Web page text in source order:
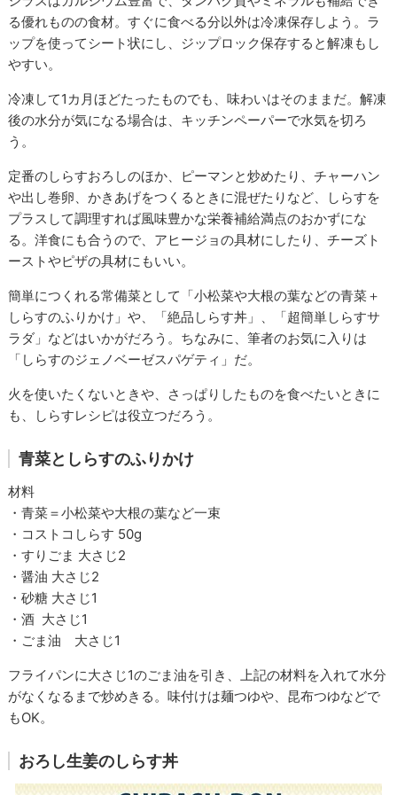
る優れものの食材。すぐに食べる分以外は冷凍保存しよう。ラ
ップを使ってシート状にし、ジップロック保存すると解凍もし
やすい。
冷凍して1カ月ほどたったものでも、味わいはそのままだ。解凍
後の水分が気になる場合は、キッチンペーパーで水気を切ろ
う。
定番のしらすおろしのほか、ピーマンと炒めたり、チャーハン
や出し巻卵、かきあげをつくるときに混ぜたりなど、しらすを
プラスして調理すれば風味豊かな栄養補給満点のおかずにな
る。洋食にも合うので、アヒージョの具材にしたり、チーズト
ーストやピザの具材にもいい。
簡単につくれる常備菜として「小松菜や大根の葉などの青菜＋
しらすのふりかけ」や、「絶品しらす丼」、「超簡単しらすサ
ラダ」などはいかがだろう。ちなみに、筆者のお気に入りは
「しらすのジェノベーゼスパゲティ」だ。
火を使いたくないときや、さっぱりしたものを食べたいときに
も、しらすレシピは役立つだろう。
青菜としらすのふりかけ
材料
・青菜＝小松菜や大根の葉など一束
・コストコしらす 50g
・すりごま 大さじ2
・醤油 大さじ2
・砂糖 大さじ1
・酒 大さじ1
・ごま油 大さじ1
フライパンに大さじ1のごま油を引き、上記の材料を入れて水分
がなくなるまで炒めきる。味付けは麺つゆや、昆布つゆなどで
もOK。
おろし生姜のしらす丼